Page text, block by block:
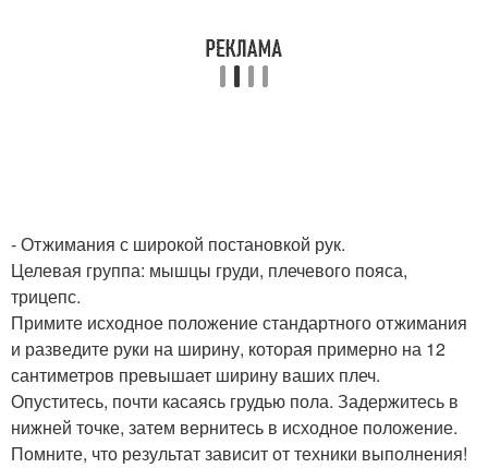
- Отжимания с широкой постановкой рук.
Целевая группа: мышцы груди, плечевого пояса,
трицепс.
Примите исходное положение стандартного отжимания
и разведите руки на ширину, которая примерно на 12
сантиметров превышает ширину ваших плеч.
Опуститесь, почти касаясь грудью пола. Задержитесь в
нижней точке, затем вернитесь в исходное положение.
Помните, что результат зависит от техники выполнения!